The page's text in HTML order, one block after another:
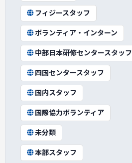
フィジースタッフ
ボランティア・インターン
中部日本研修センタースタッフ
四国センタースタッフ
国内スタッフ
国際協力ボランティア
未分類
本部スタッフ